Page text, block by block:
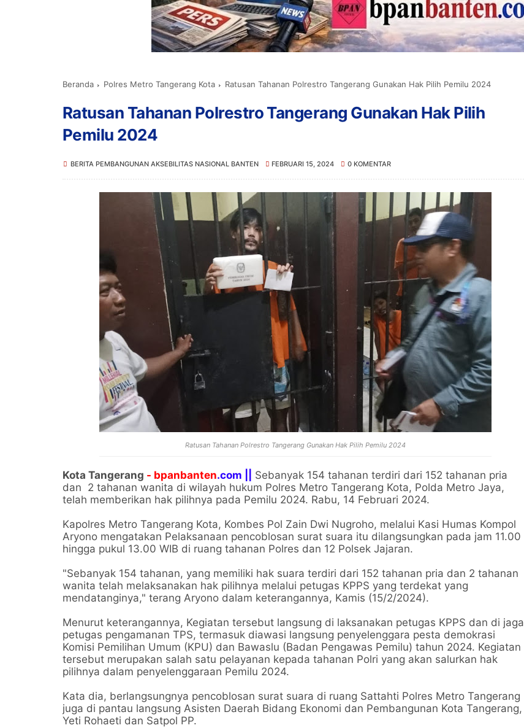
Beranda Polres Metro Tangerang Kota Ratusan Tahanan Polrestro Tangerang Gunakan Hak Pilih Pemilu 2024
Ratusan Tahanan Polrestro Tangerang Gunakan Hak Pilih
Pemilu 2024
BERITA PEMBANGUNAN AKSEBILITAS NASIONAL BANTEN FEBRUARI 15, 2024 0 KOMENTAR
Ratusan Tahanan Polrestro Tangerang Gunakan Hak Pilih Pemilu 2024
Kota Tangerang - bpanbanten.com ||
Sebanyak 154 tahanan terdiri dari 152 tahanan pria
dan 2 tahanan wanita di wilayah hukum Polres Metro Tangerang Kota, Polda Metro Jaya,
telah memberikan hak pilihnya pada Pemilu 2024. Rabu, 14 Februari 2024.
Kapolres Metro Tangerang Kota, Kombes Pol Zain Dwi Nugroho, melalui Kasi Humas Kompol
Aryono mengatakan Pelaksanaan pencoblosan surat suara itu dilangsungkan pada jam 11.00
hingga pukul 13.00 WIB di ruang tahanan Polres dan 12 Polsek Jajaran.
"Sebanyak 154 tahanan, yang memiliki hak suara terdiri dari 152 tahanan pria dan 2 tahanan
wanita telah melaksanakan hak pilihnya melalui petugas KPPS yang terdekat yang
mendatanginya," terang Aryono dalam keterangannya, Kamis (15/2/2024).
Menurut keterangannya, Kegiatan tersebut langsung di laksanakan petugas KPPS dan di jaga
petugas pengamanan TPS, termasuk diawasi langsung penyelenggara pesta demokrasi
Komisi Pemilihan Umum (KPU) dan Bawaslu (Badan Pengawas Pemilu) tahun 2024. Kegiatan
tersebut merupakan salah satu pelayanan kepada tahanan Polri yang akan salurkan hak
pilihnya dalam penyelenggaraan Pemilu 2024.
Kata dia, berlangsungnya pencoblosan surat suara di ruang Sattahti Polres Metro Tangerang
juga di pantau langsung Asisten Daerah Bidang Ekonomi dan Pembangunan Kota Tangerang,
Yeti Rohaeti dan Satpol PP.